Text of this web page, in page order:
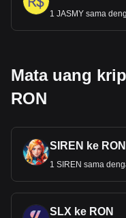
1 JASMY sama
Mata uang
RON
SIREN ke RON
1 SIREN sama
SLX ke RON